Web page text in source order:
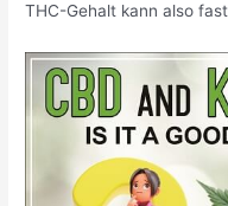
THC-Gehalt kann also